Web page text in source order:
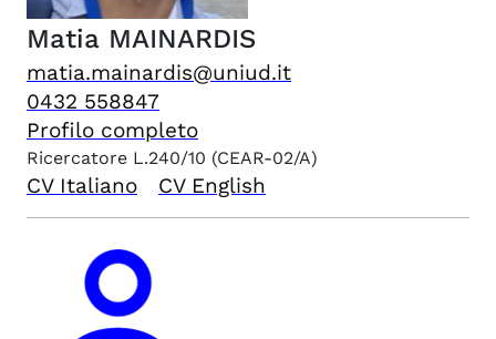
Matia MAINARDIS
matia.mainardis@uniud.it
0432 558847
Profilo completo
Ricercatore L.240/10 (CEAR-02/A)
CV Italiano CV English